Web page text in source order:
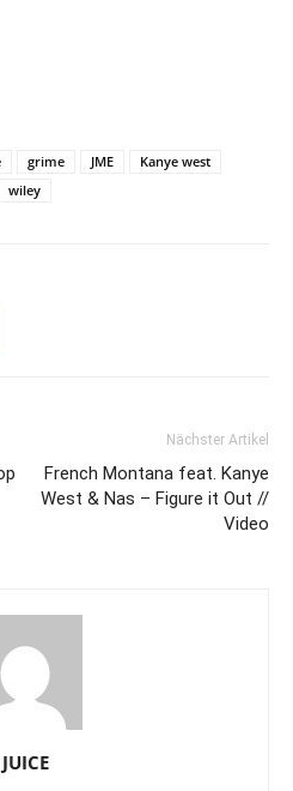
grime JME
Kanye west
wiley
Nächster Artikel
French Montana feat. Kanye
West & Nas – Figure it Out //
Video
JUICE